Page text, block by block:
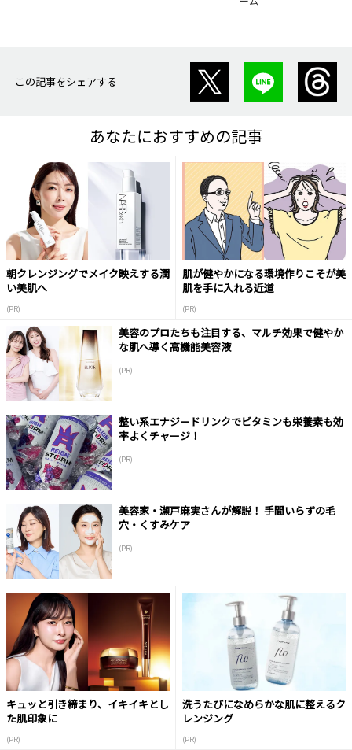
この記事をシェアする
あなたにおすすめの記事
朝クレンジングでメイク映えする潤
い美肌へ
(PR)
肌が健やかになる環境作りこそが美
肌を手に入れる近道
(PR)
美容のプロたちも注目する、マルチ効果で健やか
な肌へ導く高機能美容液
(PR)
整い系エナジードリンクでビタミンも栄養素も効
率よくチャージ！
(PR)
美容家・瀬戸麻実さんが解説！ 手間いらずの毛
穴・くすみケア
(PR)
キュッと引き締まり、イキイキとし
た肌印象に
(PR)
洗うたびになめらかな肌に整えるク
レンジング
(PR)